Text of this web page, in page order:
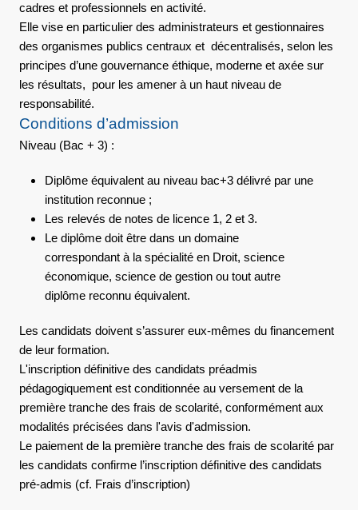
cadres et professionnels en activité.
Elle vise en particulier des administrateurs et gestionnaires
des organismes publics centraux et décentralisés, selon les
principes d’une gouvernance éthique, moderne et axée sur
les résultats, pour les amener à un haut niveau de
responsabilité.
Conditions d’admission
Niveau (Bac + 3) :
Diplôme équivalent au niveau bac+3 délivré par une
institution reconnue ;
Les relevés de notes de licence 1, 2 et 3.
Le diplôme doit être dans un domaine
correspondant à la spécialité en Droit, science
économique, science de gestion ou tout autre
diplôme reconnu équivalent.
Les candidats doivent s’assurer eux-mêmes du financement
de leur formation.
L'inscription définitive des candidats préadmis
pédagogiquement est conditionnée au versement de la
première tranche des frais de scolarité, conformément aux
modalités précisées dans l'avis d'admission.
Le paiement de la première tranche des frais de scolarité par
les candidats confirme l’inscription définitive des candidats
pré-admis (cf. Frais d’inscription)